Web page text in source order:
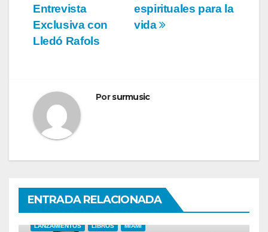
espirituales para la
vida
Entrevista
Exclusiva con
Lledó Rafols
Porsurmusic
ENTRADA RELACIONADA
LANZAMIENTOS LIBROS MIAMI